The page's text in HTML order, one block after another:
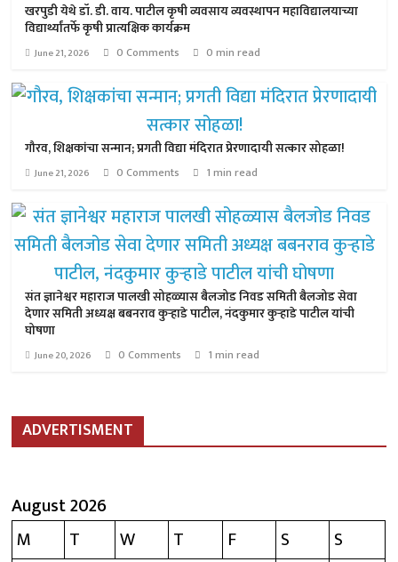
खरपुडी येथे डॉ. डी. वाय. पाटील कृषी व्यवसाय व्यवस्थापन महाविद्यालयाच्या
विद्यार्थ्यांतर्फे कृषी प्रात्यक्षिक कार्यक्रम
June 21, 2026 0 Comments 0 min read
गौरव, शिक्षकांचा सन्मान; प्रगती विद्या मंदिरात प्रेरणादायी सत्कार सोहळा!
June 21, 2026 0 Comments 1 min read
संत ज्ञानेश्वर महाराज पालखी सोहळ्यास बैलजोड निवड समिती बैलजोड सेवा
देणार समिती अध्यक्ष बबनराव कुऱ्हाडे पाटील, नंदकुमार कुऱ्हाडे पाटील यांची
घोषणा
June 20, 2026 0 Comments 1 min read
ADVERTISMENT
August 2026
M
T W T F S
S